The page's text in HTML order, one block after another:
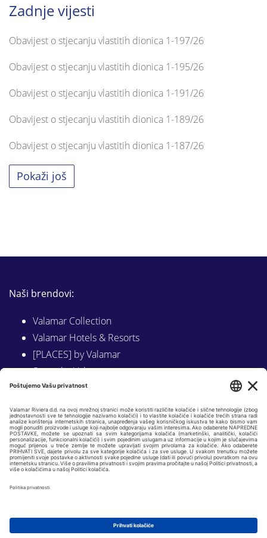
Zadnje vijesti
Obavijest o stjecanju vlastitih dionica 1-197/26
Obavijest o stjecanju vlastitih dionica 1-195/26
Obavijest o stjecanju vlastitih dionica 1-191/26
Obavijest o stjecanju vlastitih dionica 1-189/26
Obavijest o stjecanju vlastitih dionica 1-187/26
Pokaži još
Naši brendovi:
Valamar Collection
Valamar Hotels & Resorts
[PLACES] by Valamar
Sunny by Valamar
Valamar Camping
Istraži na Valamar.com
Slijedite nas na: